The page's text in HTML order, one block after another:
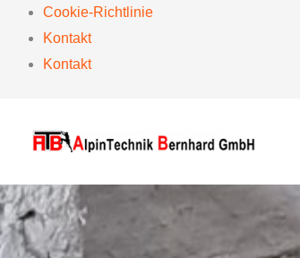
Cookie-Richtlinie
Kontakt
Kontakt